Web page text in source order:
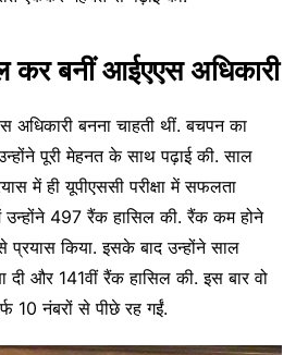
कर बनीं आईएएस अधिकारी
अधिकारी बनना चाहती थीं. बचपन का
पूरी मेहनत के साथ पढ़ाई की. साल
में ही यूपीएससी परीक्षा में सफलता
497 रैंक हासिल की. रैंक कम होने
किया. इसके बाद उन्होंने साल
दी और 141वीं रैंक हासिल की. इस बार वो
10 नंबरों से पीछे रह गईं.